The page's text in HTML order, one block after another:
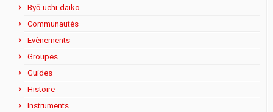
Byō-uchi-daiko
Communautés
Evènements
Groupes
Guides
Histoire
Instruments